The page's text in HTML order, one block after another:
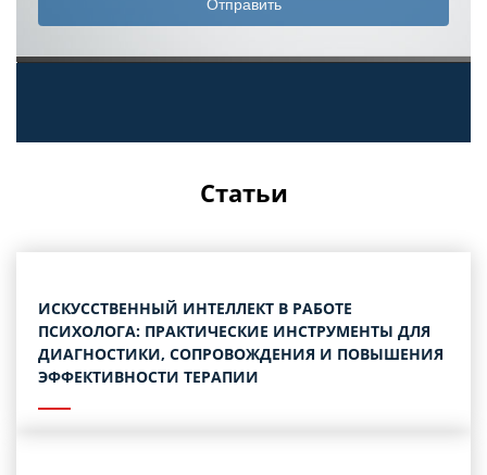
Статьи
ИСКУССТВЕННЫЙ ИНТЕЛЛЕКТ В РАБОТЕ
ПСИХОЛОГА: ПРАКТИЧЕСКИЕ ИНСТРУМЕНТЫ ДЛЯ
ДИАГНОСТИКИ, СОПРОВОЖДЕНИЯ И ПОВЫШЕНИЯ
ЭФФЕКТИВНОСТИ ТЕРАПИИ